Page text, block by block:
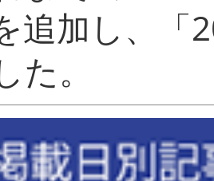
追加し、「
まし